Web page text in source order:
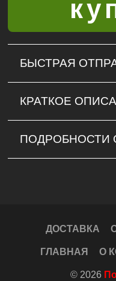
БЫСТРАЯ
КРАТКОЕ
ПОДРОБНОСТИ
ДОСТАВКА
ГЛАВНАЯ О
© 2026